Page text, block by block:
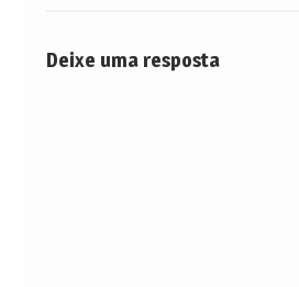
Deixe uma resposta